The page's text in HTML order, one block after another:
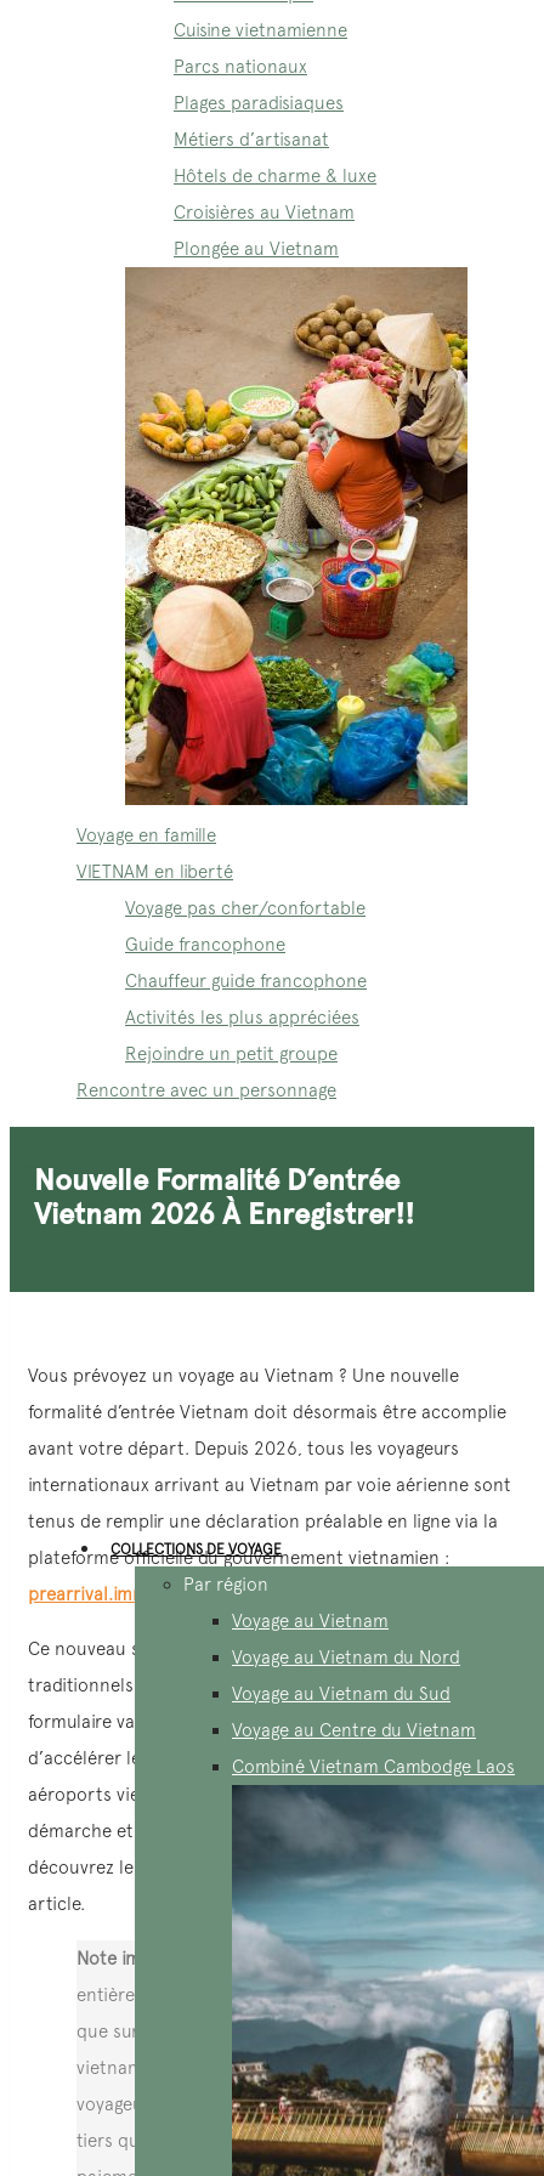
Cuisine vietnamienne
Parcs nationaux
Plages paradisiaques
Métiers d’artisanat
Hôtels de charme & luxe
Croisières au Vietnam
Plongée au Vietnam
Voyage en famille
VIETNAM en liberté
Voyage pas cher/confortable
Guide francophone
Chauffeur guide francophone
Activités les plus appréciées
Rejoindre un petit groupe
Rencontre avec un personnage
COLLECTIONS DE VOYAGE
Par région
Voyage au Vietnam
Voyage au Vietnam du Nord
Voyage au Vietnam du Sud
Voyage au Centre du Vietnam
Combiné Vietnam Cambodge Laos
Nouvelle Formalité D’entrée
Vietnam 2026 À Enregistrer!!
Vous prévoyez un voyage au Vietnam ? Une nouvelle
formalité d’entrée Vietnam doit désormais être accomplie
avant votre départ. Depuis 2026, tous les voyageurs
internationaux arrivant au Vietnam par voie aérienne sont
tenus de remplir une déclaration préalable en ligne via la
plateforme officielle du gouvernement vietnamien :
prearrival.immigration.gov.vn
Ce nouveau système remplace les formulaires papier
traditionnels par une déclaration électronique. Une fois le
formulaire validé, un code QR est généré afin de faciliter et
d’accélérer les procédures de contrôle à l’arrivée dans les
aéroports vietnamiens. Pour tout savoir sur cette
démarche et éviter les erreurs avant votre voyage,
découvrez les informations essentielles dans la suite de cet
article.
Note importante:
La démarche est
entièrement gratuite et ne peut être effectuée
que sur le portail officiel du gouvernement
vietnamien : prearrival.immigration.gov.vn. Les
voyageurs sont invités à se méfier des sites
tiers qui proposent ce service contre